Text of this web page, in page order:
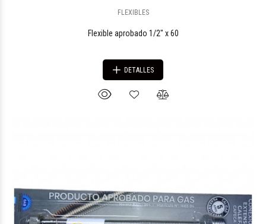
FLEXIBLES
Flexible aprobado 1/2" x 60
DETALLES